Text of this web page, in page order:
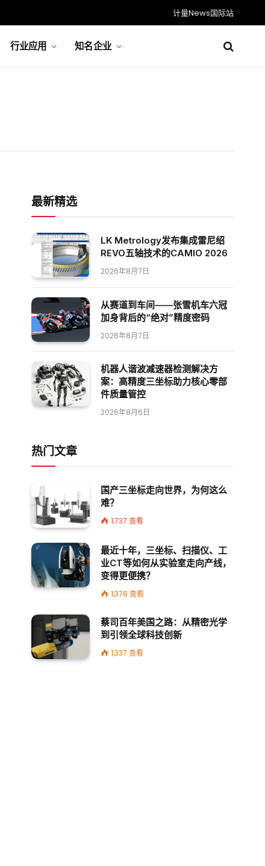
计量News国际站
行业应用 知名企业
最新精选
LK Metrology发布集成雷尼绍
REVO五轴技术的CAMIO 2026
2026年8月7日
从赛道到车间——张雪机车六冠
加身背后的“绝对”精度密码
2026年8月7日
机器人谐波减速器检测解决方
案：高精度三坐标助力核心零部
件质量管控
2026年8月6日
热门文章
国产三坐标走向世界，为何这么
难？
1,737 查看
最近十年，三坐标、扫描仪、工
业CT等如何从实验室走向产线，
变得更便携？
1,376 查看
蔡司百年美国之路：从精密光学
到引领全球科技创新
1,337 查看